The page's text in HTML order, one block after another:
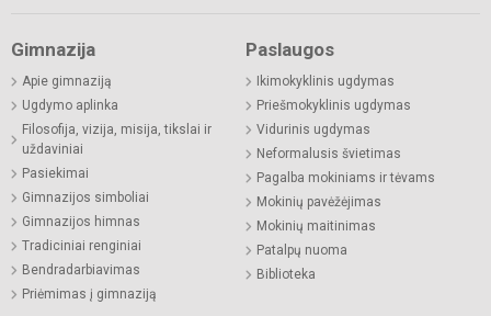
Gimnazija
Apie gimnaziją
Ugdymo aplinka
Filosofija, vizija, misija, tikslai ir
uždaviniai
Pasiekimai
Gimnazijos simboliai
Gimnazijos himnas
Tradiciniai renginiai
Bendradarbiavimas
Priėmimas į gimnaziją
Paslaugos
Ikimokyklinis ugdymas
Priešmokyklinis ugdymas
Vidurinis ugdymas
Neformalusis švietimas
Pagalba mokiniams ir tėvams
Mokinių pavėžėjimas
Mokinių maitinimas
Patalpų nuoma
Biblioteka